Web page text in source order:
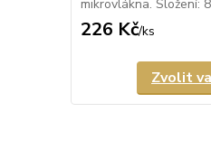
mikrovlákna. Složení:
226 Kč/ks
Zvolit